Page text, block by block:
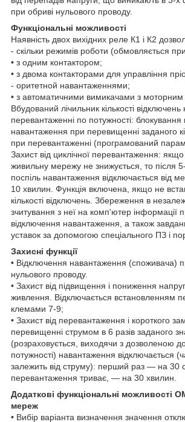
при обриві нульового проводу.
Функціональні можливості
Наявність двох вихідних реле К1 і К2
- скільки режимів роботи (обмовляється
• з одним контактором;
• з двома контакторами для управління
- оритетной навантаженнями;
• з автоматичними вимикачами з моторним
Вбудований лічильник кількості
перевантаженні по потужності:
навантаження при перевищенні заданого
при перевантаженні (програмований
Захист від циклічної перевантаження:
живильну мережу не знижується, то після
поспіль навантаження відключається від
10 хвилин. Функція включена, якщо не
кількості відключень. Збереження в
зчитування з неї на комп'ютер інформації
відключення навантаження, а також
уставок за допомогою спеціального ПЗ і
Захисні функції
• Відключення навантаження (споживача)
нульового проводу.
• Захист від підвищення і пониження
живлення. Відключається встановленням
клемами 7-9;
• Захист від перевантаження і короткого
перевищенні струмом в 6 разів заданого
(розраховується, виходячи з дозволеною
потужності) навантаження відключається
залежить від струму): перший раз — на 30
перевантаження триває, — на 30 хвилин.
Додаткові функціональні можливості
мереж
• Вибір варіанта визначення значення